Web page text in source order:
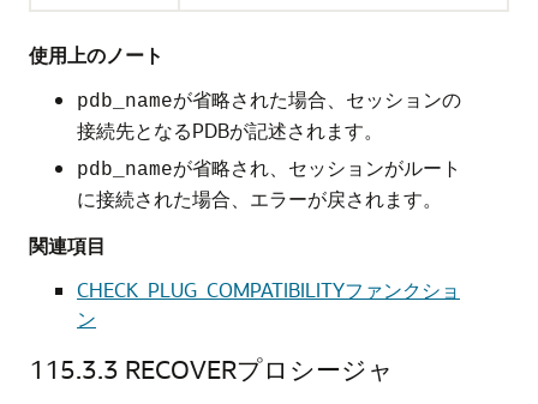
使用上のノート
pdb_nameが省略された場合、セッションの
接続先となるPDBが記述されます。
pdb_nameが省略され、セッションがルート
に接続された場合、エラーが戻されます。
関連項目
CHECK_PLUG_COMPATIBILITYファンクショ
ン
115.3.3 RECOVERプロシージャ